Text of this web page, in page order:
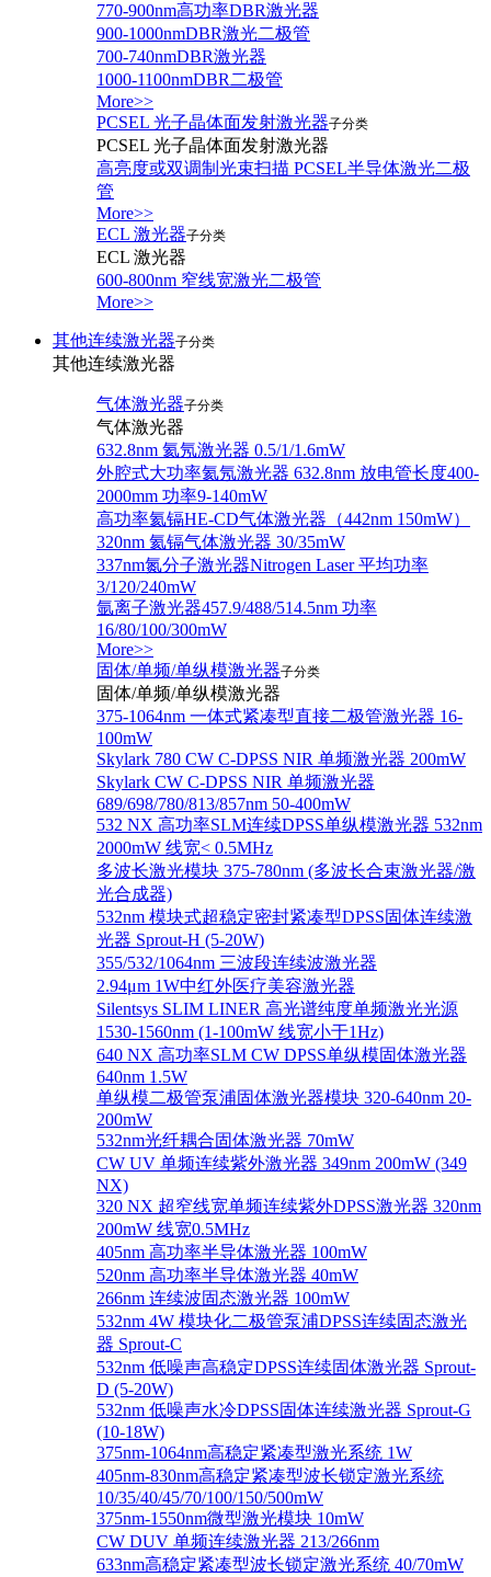
770-900nm高功率DBR激光器
900-1000nmDBR激光二极管
700-740nmDBR激光器
1000-1100nmDBR二极管
More>>
PCSEL 光子晶体面发射激光器子分类
PCSEL 光子晶体面发射激光器
高亮度或双调制光束扫描 PCSEL半导体激光二极
管
More>>
ECL 激光器子分类
ECL 激光器
600-800nm 窄线宽激光二极管
More>>
其他连续激光器子分类
其他连续激光器
气体激光器子分类
气体激光器
632.8nm 氦氖激光器 0.5/1/1.6mW
外腔式大功率氦氖激光器 632.8nm 放电管长度400-
2000mm 功率9-140mW
高功率氦镉HE-CD气体激光器（442nm 150mW）
320nm 氦镉气体激光器 30/35mW
337nm氮分子激光器Nitrogen Laser 平均功率
3/120/240mW
氩离子激光器457.9/488/514.5nm 功率
16/80/100/300mW
More>>
固体/单频/单纵模激光器子分类
固体/单频/单纵模激光器
375-1064nm 一体式紧凑型直接二极管激光器 16-
100mW
Skylark 780 CW C-DPSS NIR 单频激光器 200mW
Skylark CW C-DPSS NIR 单频激光器
689/698/780/813/857nm 50-400mW
532 NX 高功率SLM连续DPSS单纵模激光器 532nm
2000mW 线宽< 0.5MHz
多波长激光模块 375-780nm (多波长合束激光器/激
光合成器)
532nm 模块式超稳定密封紧凑型DPSS固体连续激
光器 Sprout-H (5-20W)
355/532/1064nm 三波段连续波激光器
2.94μm 1W中红外医疗美容激光器
Silentsys SLIM LINER 高光谱纯度单频激光光源
1530-1560nm (1-100mW 线宽小于1Hz)
640 NX 高功率SLM CW DPSS单纵模固体激光器
640nm 1.5W
单纵模二极管泵浦固体激光器模块 320-640nm 20-
200mW
532nm光纤耦合固体激光器 70mW
CW UV 单频连续紫外激光器 349nm 200mW (349
NX)
320 NX 超窄线宽单频连续紫外DPSS激光器 320nm
200mW 线宽0.5MHz
405nm 高功率半导体激光器 100mW
520nm 高功率半导体激光器 40mW
266nm 连续波固态激光器 100mW
532nm 4W 模块化二极管泵浦DPSS连续固态激光
器 Sprout-C
532nm 低噪声高稳定DPSS连续固体激光器 Sprout-
D (5-20W)
532nm 低噪声水冷DPSS固体连续激光器 Sprout-G
(10-18W)
375nm-1064nm高稳定紧凑型激光系统 1W
405nm-830nm高稳定紧凑型波长锁定激光系统
10/35/40/45/70/100/150/500mW
375nm-1550nm微型激光模块 10mW
CW DUV 单频连续激光器 213/266nm
633nm高稳定紧凑型波长锁定激光系统 40/70mW